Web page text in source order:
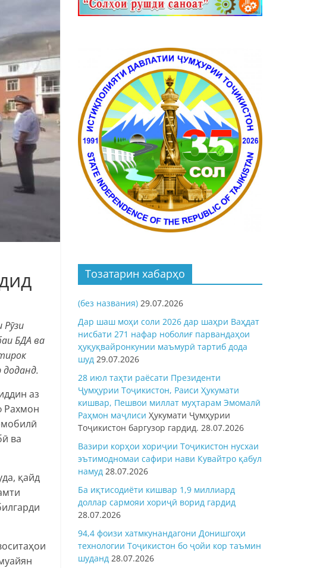
БДА ва
аз
Рахмон
ва
қайд
Тозатарин хабарҳо
(без названия) 29.07.2026
Дар шаш моҳи соли 2026 дар шаҳри Ваҳдат
нисбати 271 нафар ноболиғ парвандаҳои
ҳуқуқвайронкунии маъмурӣ тартиб дода
шуд 29.07.2026
28 июл таҳти раёсати Президенти
Ҷумҳурии Тоҷикистон, Раиси Ҳукумати
кишвар, Пешвои миллат муҳтарам Эмомалӣ
Раҳмон маҷлиси Ҳукумати Ҷумҳурии
Тоҷикистон баргузор гардид. 28.07.2026
Вазири корҳои хориҷии Тоҷикистон нусхаи
эътимодномаи сафири нави Кувайтро қабул
намуд 28.07.2026
Ба иқтисодиёти кишвар 1,9 миллиард
доллар сармояи хориҷӣ ворид гардид
28.07.2026
94,4 фоизи хатмкунандагони Донишгоҳи
технологии Тоҷикистон бо ҷойи кор таъмин
шуданд 28.07.2026